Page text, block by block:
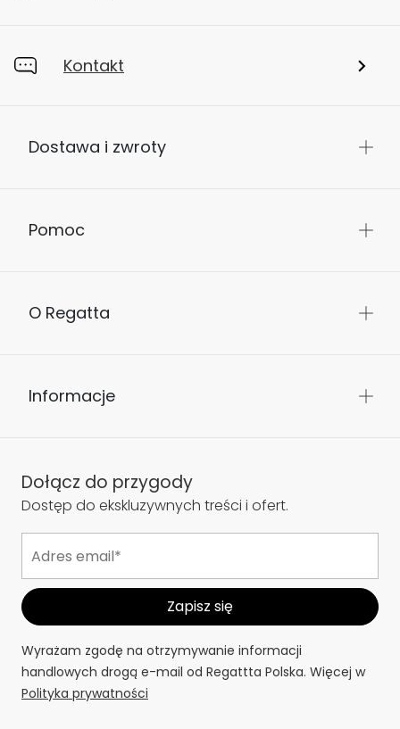
Kontakt
Dostawa i zwroty
Pomoc
O Regatta
Informacje
Dołącz do przygody
Dostęp do ekskluzywnych treści i ofert.
Wyrażam zgodę na otrzymywanie informacji
handlowych drogą e-mail od Regattta Polska. Więcej w
Polityka prywatności